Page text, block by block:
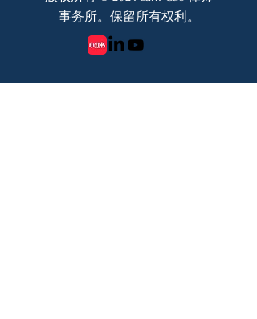
事务所。保留所有权利。